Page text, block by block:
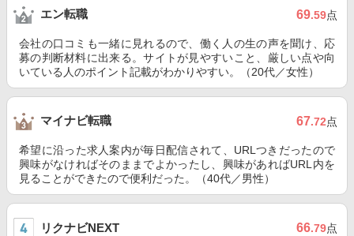
エン転職 69.59点
会社の口コミも一緒に見れるので、働く人の生の声を聞け、応
募の判断材料に出来る。サイトが見やすいこと、厳しい点や向
いている人のポイント記載がわかりやすい。（20代／女性）
マイナビ転職 67.72点
希望に沿った求人案内が毎日配信されて、URLつきだったので
興味がなければそのままでよかったし、興味があればURL内を
見ることができたので便利だった。（40代／男性）
リクナビNEXT 66.79点